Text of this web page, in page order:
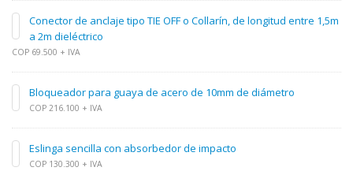
Conector de anclaje tipo TIE OFF o Collarín, de longitud entre 1,5m
a 2m dieléctrico
COP 69.500 + IVA
Bloqueador para guaya de acero de 10mm de diámetro
COP 216.100 + IVA
Eslinga sencilla con absorbedor de impacto
COP 130.300 + IVA